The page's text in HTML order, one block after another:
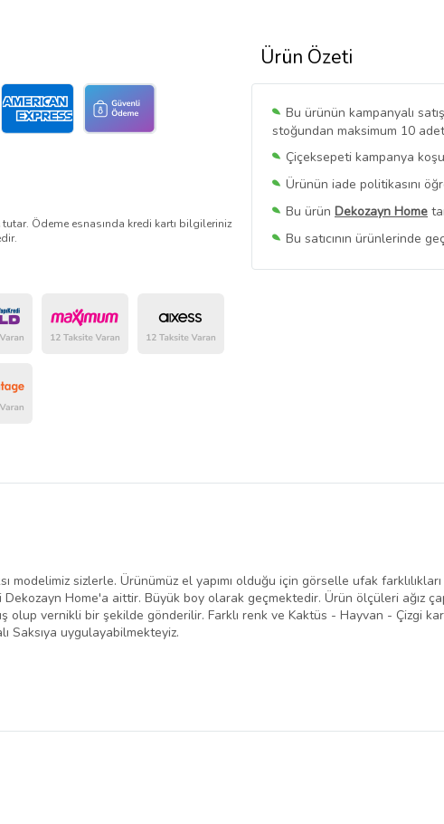
Ürün Özeti
Bu ürünün kampanyalı
stoğundan maksimum 10
Çiçeksepeti kampanya
Ürünün iade politikasını
Bu ürün Dekozayn Home
Bu satıcının ürünlerinde
Bu SatıcınınTüm
Ödeme esnasında kredi kartı bilgileriniz
modelimiz sizlerle. Ürünümüz el yapımı olduğu için görselle ufak
Dekozayn Home'a aittir. Büyük boy olarak geçmektedir. Ürün ölçüleri ağız
olup vernikli bir şekilde gönderilir. Farklı renk ve Kaktüs - Hayvan - Çizgi
Saksıya uygulayabilmekteyiz.